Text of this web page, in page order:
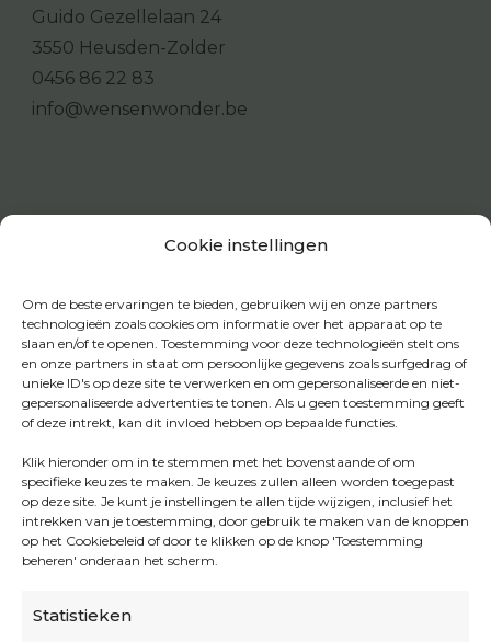
Cookie instellingen
Om de beste ervaringen te bieden, gebruiken wij en onze partners
technologieën zoals cookies om informatie over het apparaat op te
slaan en/of te openen. Toestemming voor deze technologieën stelt ons
en onze partners in staat om persoonlijke gegevens zoals surfgedrag of
unieke ID's op deze site te verwerken en om gepersonaliseerde en niet-
gepersonaliseerde advertenties te tonen. Als u geen toestemming geeft
of deze intrekt, kan dit invloed hebben op bepaalde functies.
Klik hieronder om in te stemmen met het bovenstaande of om
specifieke keuzes te maken. Je keuzes zullen alleen worden toegepast
op deze site. Je kunt je instellingen te allen tijde wijzigen, inclusief het
intrekken van je toestemming, door gebruik te maken van de knoppen
op het Cookiebeleid of door te klikken op de knop 'Toestemming
beheren' onderaan het scherm.
Statistieken
Guido Gezellelaan 24
3550 Heusden-Zolder
0456 86 22 83
info@wensenwonder.be